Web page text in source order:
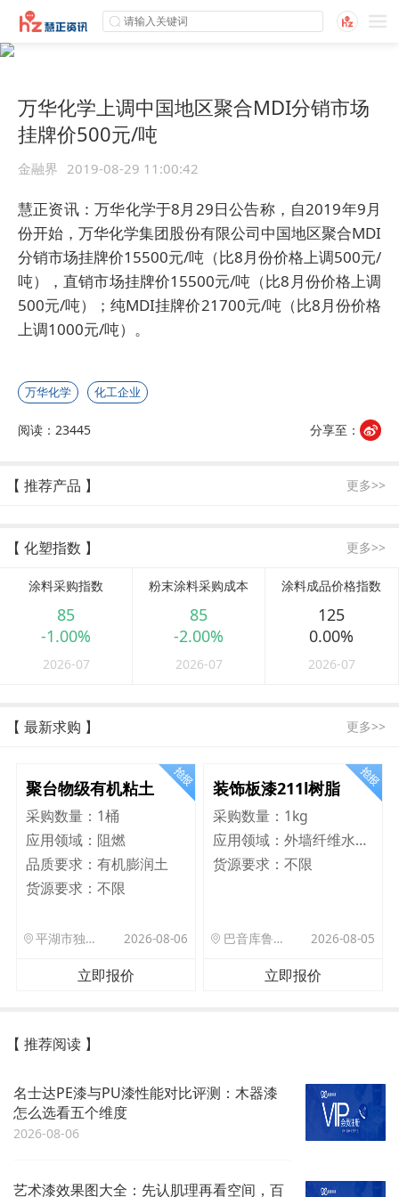
万华化学上调中国地区聚合MDI分销市场
挂牌价500元/吨
金融界 2019-08-29 11:00:42
慧正资讯：万华化学于8月29日公告称，自2019年9月
份开始，万华化学集团股份有限公司中国地区聚合MDI
分销市场挂牌价15500元/吨（比8月份价格上调500元/
吨），直销市场挂牌价15500元/吨（比8月份价格上调
500元/吨）；纯MDI挂牌价21700元/吨（比8月份价格
上调1000元/吨）。
万华化学 化工企业
阅读：23445 分享至：
【 推荐产品 】 更多>>
【 化塑指数 】 更多>>
涂料采购指数
85
-1.00%
2026-07
粉末涂料采购成本
85
-2.00%
2026-07
涂料成品价格指数
125
0.00%
2026-07
【 最新求购 】 更多>>
聚台物级有机粘土
采购数量： 1桶
应用领域： 阻燃
品质要求： 有机膨润土
货源要求： 不限
平湖市独山港镇集港路 589 号 2026-08-06
立即报价
装饰板漆211l树脂
采购数量： 1kg
应用领域：
外墙纤维水泥板
货源要求：不限
巴音库鲁提镇,托帕口岸六号库房 2026-08-05
立即报价
【 推荐阅读 】
名士达PE漆与PU漆性能对比评测：木器漆
怎么选看五个维度
2026-08-06
艺术漆效果图大全：先认肌理再看空间，百